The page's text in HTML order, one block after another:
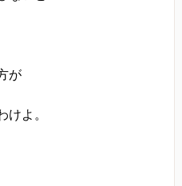
ルでの連絡をした後、
が
けよ。